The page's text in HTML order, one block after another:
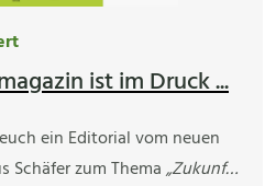
ist im Druck ...
ein Editorial vom neuen
Schäfer zum Thema„Zukunf…